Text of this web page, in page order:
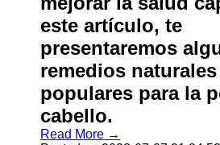
este artículo, te
presentaremos
remedios
populares para la
cabello.
Read More →